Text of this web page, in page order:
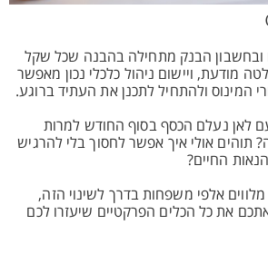
ובחשבון הבנק מתחילה בהבנה שכל שקל
מודעת, ויישום ניהול כלכלי נכון מאפשר
המינוס ולהתחיל לתכנן את העתיד ברוגע.
נעלם הכסף בסוף החודש למרות
תוהים אולי איך אפשר לחסוך בלי להרגיש
החיים?
מלווים אלפי משפחות בדרך לשינוי הזה,
את כל הכלים הפרקטיים שיעזרו לכם